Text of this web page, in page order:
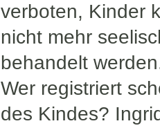
verboten, Kinder
nicht mehr
behandelt
Wer registriert
des Kindes?